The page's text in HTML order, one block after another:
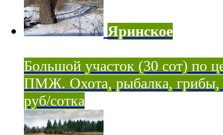
Яринское
Большой участок (30 сот) по
ПМЖ. Охота, рыбалка, грибы,
руб/сотка